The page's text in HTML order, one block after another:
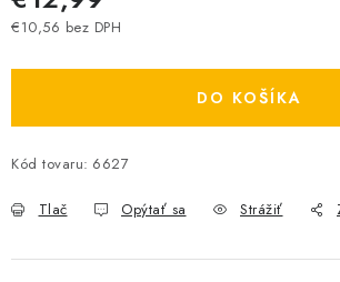
€10,56 bez DPH
DO KOŠÍKA
Kód tovaru: 6627
Tlač Opýtať sa Strážiť